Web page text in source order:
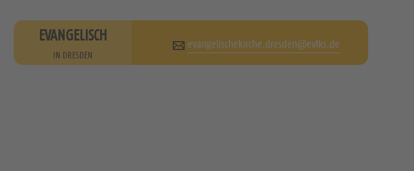
EVANGELISCH
IN DRESDEN
evangelischekirche.dresden@evlks.de